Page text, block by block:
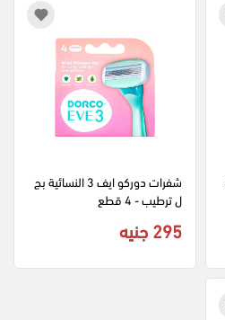
شفرات دوركو ايف 3 النسائية بج
ل ترطيب - 4 قطع
295 جنيه